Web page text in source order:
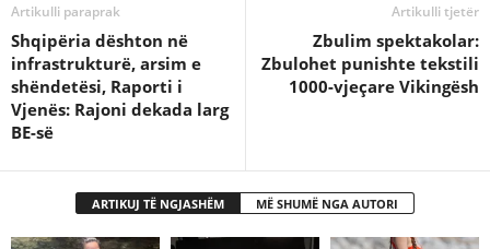
Artikulli paraprak
Shqipëria dështon në
infrastrukturë, arsim e
shëndetësi, Raporti i
Vjenës: Rajoni dekada larg
BE-së
Artikulli tjetër
Zbulim spektakolar:
Zbulohet punishte tekstili
1000-vjeçare Vikingësh
ARTIKUJ TË NGJASHËM MË SHUMË NGA AUTORI